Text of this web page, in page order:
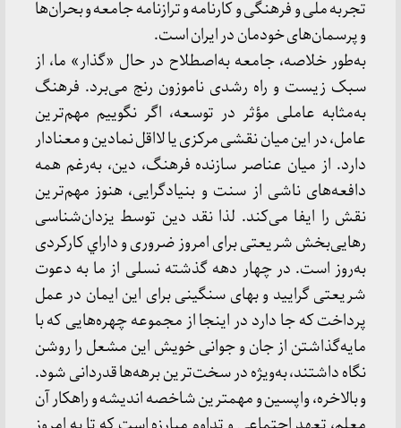
تجربه ملی و فرهنگی و کارنامه و ترازنامه جامعه و بحران‌ها
و پرسمان‌های خودمان در ایران است.
به‌طور خلاصه، جامعه به‌اصطلاح در حال «گذار» ما، از
سبک زیست و راه رشدی ناموزون رنج می‌برد. فرهنگ
به‌مثابه عاملی مؤثر در توسعه، اگر نگوییم مهم‌ترین
عامل، در این میان نقشی مرکزی یا لااقل نمادین و معنادار
دارد. از میان عناصر سازنده فرهنگ، دین، به‌رغم همه
دافعه‌های ناشی از سنت و بنیادگرایی، هنوز مهم‌ترین
نقش را ایفا می‌کند. لذا نقد دین‌ توسط یزدان‌شناسی
رهایی‌بخش شریعتی برای امروز ضروری و داراي کارکردی
به‌روز است. در چهار دهه گذشته نسلی از ما به دعوت
شریعتی گرایید و بهای سنگینی برای این ایمان در عمل
پرداخت که جا دارد در اینجا از مجموعه چهره‌هایی که با
مایه‌گذاشتن از جان و جوانی خویش این مشعل را روشن
نگاه داشتند، به‌ویژه در سخت‌ترین برهه‌ها قدردانی شود.
و بالاخره، واپسین و مهمترین شاخصه اندیشه و راهکار آن